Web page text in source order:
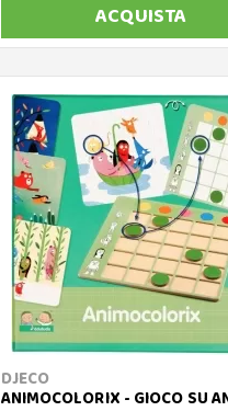
ACQUISTA
DJECO
ANIMOCOLORIX - GIOCO SU